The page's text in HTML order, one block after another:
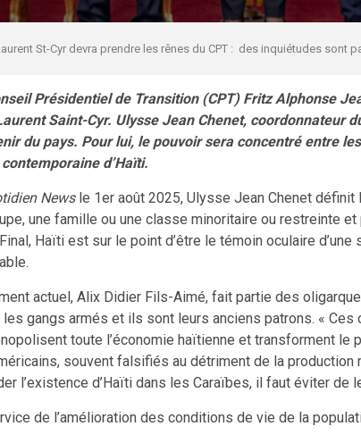
St-Cyr devra prendre les rênes du CPT : des inquiétudes sont
Présidentiel de Transition (CPT) Fritz Alphonse
Saint-Cyr. Ulysse Jean Chenet, coordonnateur
du pays. Pour lui, le pouvoir sera concentré entre
d’Haïti.
Newsle 1er août 2025, Ulysse Jean Chenet définit
une famille ou une classe minoritaire ou restreinte
Haïti est sur le point d’être le témoin oculaire
actuel, Alix Didier Fils-Aimé, fait partie des
gangs armés et ils sont leurs anciens patrons. « Ces
toute l’économie haïtienne et transforment le
souvent falsifiés au détriment de la production
l’existence d’Haïti dans les Caraïbes, il faut éviter de
de l’amélioration des conditions de vie de la